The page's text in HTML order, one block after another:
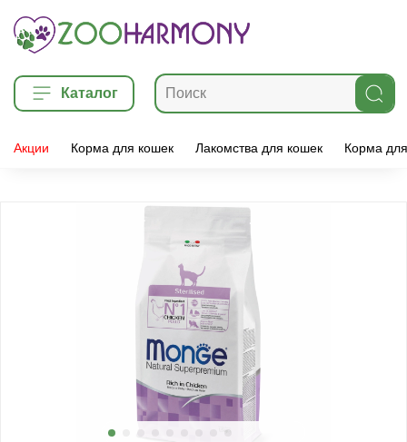
Каталог
Акции Корма для кошек Лакомства для кошек Корма